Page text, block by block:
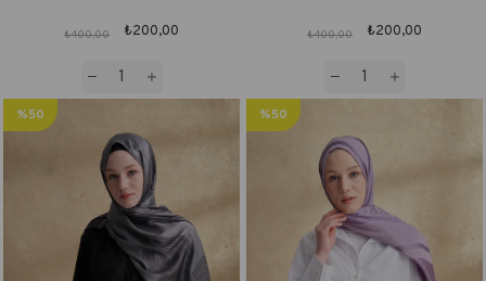
₺200,00
₺400,00 ₺200,00
₺400,00
%50
%50